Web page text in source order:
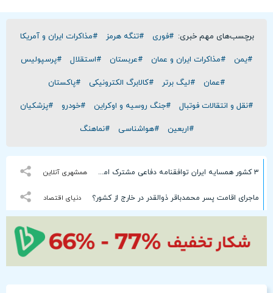
برچسب‌های مهم خبری: #فوری #تنگه هرمز #مذاکرات ایران و آمریکا
#یمن #مذاکرات ایران و عمان #عربستان #استقلال #پرسپولیس
#عمان #لیگ برتر #کالابرگ الکترونیکی #پاکستان
#نقل و انتقالات فوتبال #جنگ روسیه و اوکراین #خودرو #پزشکیان
#اربعین #هواشناسی #نماهنگ
همشهری آنلاین ۳ کشور همسایه ایران توافقنامه دفاعی مشترک امضا می‌کنند
دنیای اقتصاد ماجرای اقامت پسر محمدباقر ذوالقدر در خارج از کشور؟